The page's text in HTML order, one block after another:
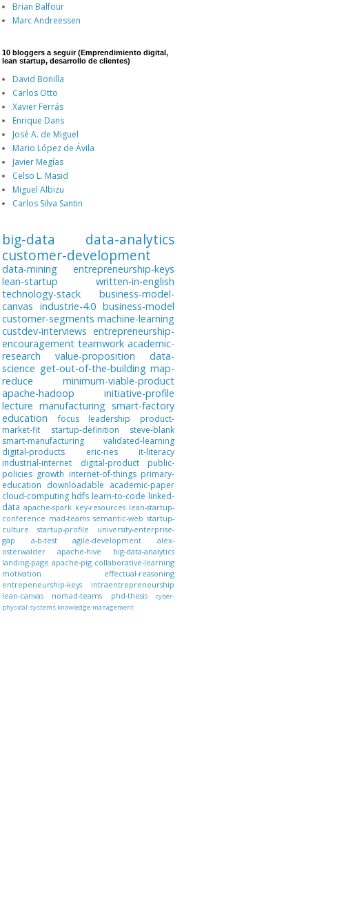
Brian Balfour
Marc Andreessen
10 bloggers a seguir (Emprendimiento digital,
lean startup, desarrollo de clientes)
David Bonilla
Carlos Otto
Xavier Ferrás
Enrique Dans
José A. de Miguel
Mario López de Ávila
Javier Megías
Celso L. Masid
Miguel Albizu
Carlos Silva Santin
big-data
data-analytics
customer-development
data-mining
entrepreneurship-keys
lean-startup
written-in-english
technology-stack
business-model-
canvas industrie-4.0 business-model
customer-segments machine-learning
custdev-interviews entrepreneurship-
encouragement teamwork academic-
research
value-proposition
data-
science get-out-of-the-building map-
reduce
minimum-viable-product
apache-hadoop
initiative-profile
lecture manufacturing smart-factory
education
focus leadership
product-
market-fit
startup-definition
steve-blank
smart-manufacturing
validated-learning
digital-products
eric-ries
it-literacy
industrial-internet
digital-product
public-
policies growth internet-of-things primary-
education downloadable academic-paper
cloud-computing hdfs learn-to-code linked-
data apache-spark key-resources lean-startup-
conference mad-teams semantic-web startup-
culture
startup-profile
university-enterprise-
gap
a-b-test agile-development
alex-
osterwalder
apache-hive
big-data-analytics
landing-page apache-pig collaborative-learning
motivation
effectual-reasoning
entrepeneurship-keys
intraentrepreneurship
lean-canvas
nomad-teams phd-thesis
cyber-
physical-systems knowledge-management